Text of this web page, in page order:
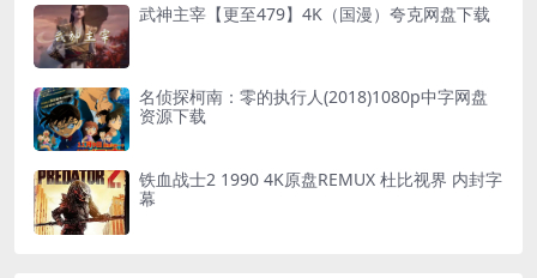
武神主宰【更至479】4K（国漫）夸克网盘下载
名侦探柯南：零的执行人(2018)1080p中字网盘
资源下载
铁血战士2 1990 4K原盘REMUX 杜比视界 内封字
幕